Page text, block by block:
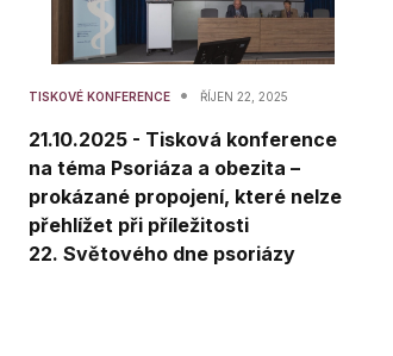
TISKOVÉ KONFERENCE • ŘÍJEN 22, 2025
21.10.2025 - Tisková konference
na téma Psoriáza a obezita –
prokázané propojení, které nelze
přehlížet při příležitosti
22. Světového dne psoriázy